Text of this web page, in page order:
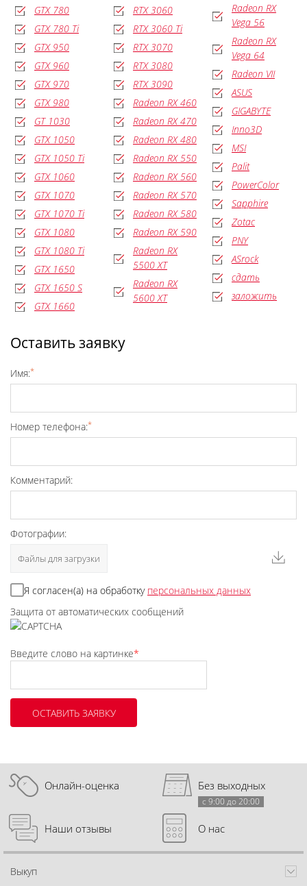
GTX 780
GTX 780 Ti
GTX 950
GTX 960
GTX 970
GTX 980
GT 1030
GTX 1050
GTX 1050 Ti
GTX 1060
GTX 1070
GTX 1070 Ti
GTX 1080
GTX 1080 Ti
GTX 1650
GTX 1650 S
GTX 1660
RTX 3060
RTX 3060 Ti
RTX 3070
RTX 3080
RTX 3090
Radeon RX 460
Radeon RX 470
Radeon RX 480
Radeon RX 550
Radeon RX 560
Radeon RX 570
Radeon RX 580
Radeon RX 590
Radeon RX
5500 XT
Radeon RX
5600 XT
Radeon RX
Vega 56
Radeon RX
Vega 64
Radeon VII
ASUS
GIGABYTE
Inno3D
MSI
Palit
PowerColor
Sapphire
Zotac
PNY
ASrock
сдать
заложить
Оставить заявку
Имя:*
Номер телефона:*
Комментарий:
Фотографии:
Файлы для загрузки
Я согласен(а) на обработку персональных данных
Защита от автоматических сообщений
Введите слово на картинке*
Онлайн-оценка Без выходных
с 9:00 до 20:00
Наши отзывы О нас
Выкуп